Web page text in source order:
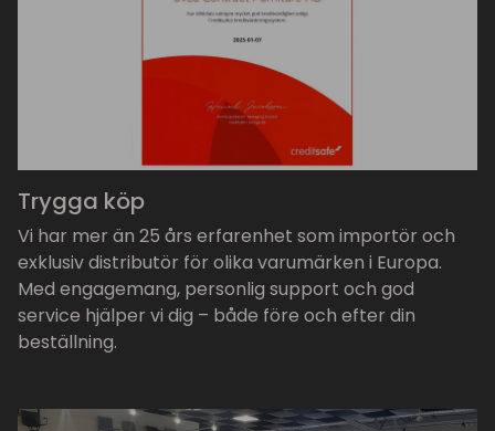
Trygga köp
Vi har mer än 25 års erfarenhet som importör och
exklusiv distributör för olika varumärken i Europa.
Med engagemang, personlig support och god
service hjälper vi dig – både före och efter din
beställning.